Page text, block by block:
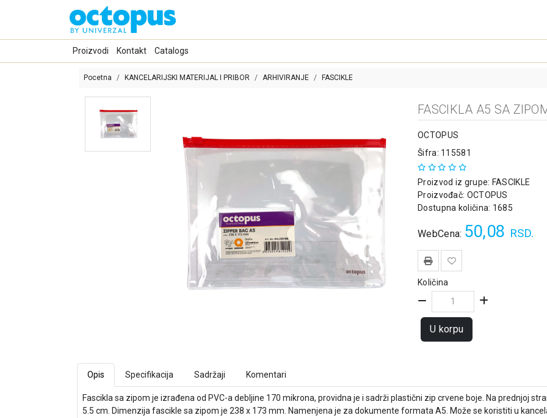
Proizvodi Kontakt Catalogs
Pocetna KANCELARIJSKI MATERIJAL I PRIBOR ARHIVIRANJE FASCIKLE
FASCIKLA A5 SA
OCTOPUS
Šifra: 115581
Proizvod iz grupe: FASCIKLE
Proizvođač: OCTOPUS
Dostupna količina: 1685
WebCena: 50,08 RSD.
Količina
U korpu
Opis Specifikacija Sadržaji Komentari
Fascikla sa zipom je izrađena od PVC-a debljine 170 mikrona, providna je i sadrži plastični zip crvene boje. Na prednjoj
5.5 cm. Dimenzija fascikle sa zipom je 238 x 173 mm. Namenjena je za dokumente formata A5. Može se koristiti u